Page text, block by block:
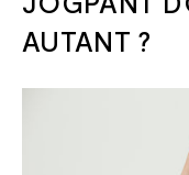
AUTANT ?